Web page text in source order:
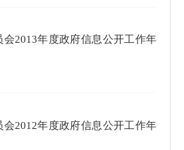
2013年度政府信息公开工作年
2012年度政府信息公开工作年